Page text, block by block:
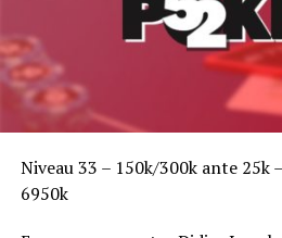
Niveau 33 – 150k/300k ante 25k
6950k